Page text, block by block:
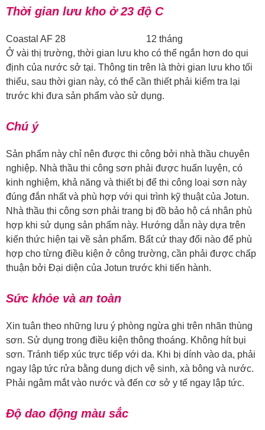
Thời gian lưu kho ở 23 độ C
Coastal AF 28 12 tháng
Ở vài thị trường, thời gian lưu kho có thể ngắn hơn do qui
định của nước sở tại. Thông tin trên là thời gian lưu kho tối
thiểu, sau thời gian này, có thể cần thiết phải kiểm tra lại
trước khi đưa sản phẩm vào sử dụng.
Chú ý
Sản phẩm này chỉ nên được thi công bởi nhà thầu chuyên
nghiệp. Nhà thầu thi công sơn phải được huấn luyện, có
kinh nghiệm, khả năng và thiết bị để thi công loại sơn này
đúng đắn nhất và phù hợp với qui trình kỹ thuật của Jotun.
Nhà thầu thi công sơn phải trang bị đồ bảo hộ cá nhân phù
hợp khi sử dụng sản phẩm này. Hướng dẫn này dựa trên
kiến thức hiện tại về sản phẩm. Bất cứ thay đổi nào để phù
hợp cho từng điều kiện ở công trường, cần phải được chấp
thuận bởi Đại diện của Jotun trước khi tiến hành.
Sức khỏe và an toàn
Xin tuân theo những lưu ý phòng ngừa ghi trên nhãn thùng
sơn. Sử dụng trong điều kiện thông thoáng. Không hít bụi
sơn. Tránh tiếp xúc trực tiếp với da. Khi bị dính vào da, phải
ngay lập tức rửa bằng dung dịch vệ sinh, xà bông và nước.
Phải ngâm mắt vào nước và đến cơ sở y tế ngay lập tức.
Độ dao động màu sắc